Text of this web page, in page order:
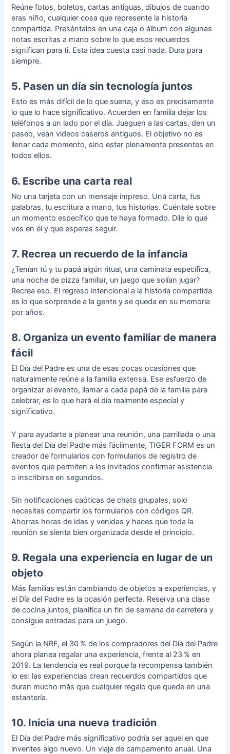
Reúne fotos, boletos, cartas antiguas, dibujos de cuando
eras niño, cualquier cosa que represente la historia
compartida. Preséntalos en una caja o álbum con algunas
notas escritas a mano sobre lo que esos recuerdos
significan para ti. Esta idea cuesta casi nada. Dura para
siempre.
5. Pasen un día sin tecnología juntos
Esto es más difícil de lo que suena, y eso es precisamente
lo que lo hace significativo. Acuerden en familia dejar los
teléfonos a un lado por el día. Jueguen a las cartas, den un
paseo, vean videos caseros antiguos. El objetivo no es
llenar cada momento, sino estar plenamente presentes en
todos ellos.
6. Escribe una carta real
No una tarjeta con un mensaje impreso. Una carta, tus
palabras, tuescritura a mano, tus historias. Cuéntale sobre
un momento específico que te haya formado. Dile lo que
ves en él y que esperas seguir.
7. Recrea un recuerdo de la infancia
¿Tenían tú y tu papá algún ritual, una caminata específica,
una noche de pizza familiar, un juego que solían jugar?
Recrea eso. El regreso intencional a la historia compartida
es lo que sorprende a la gente y se queda en su memoria
por años.
8. Organiza un evento familiar de manera
fácil
El Día del Padre es una de esas pocas ocasiones que
naturalmente reúne a la familia extensa. Ese esfuerzo de
organizar el evento, llamar a cada papá de la familia para
celebrar, es lo que hará el día realmente especial y
significativo.
Y para ayudarte a planear una reunión, una parrillada o una
fiesta del Día del Padre más fácilmente, TIGER FORM es un
creador de formularios conformularios de registro de
eventos que permiten a los invitados confirmar asistencia
o inscribirse en segundos.
Sin notificaciones caóticas de chats grupales, solo
necesitas compartir los formularios con códigos QR.
Ahorras horas de idas y venidas y haces que toda la
reunión se sienta bien organizada desde el principio.
9. Regala una experiencia en lugar de un
objeto
Más familias están cambiando de objetos a experiencias, y
el Día del Padre es la ocasión perfecta. Reserva una clase
de cocina juntos, planifica un fin de semana de carretera y
consigue entradas para un juego.
Según la NRF, el 30 % de los compradores del Día del Padre
ahora planea regalar una experiencia, frente al 23 % en
2019. La tendencia es real porque la recompensa también
lo es: las experiencias crean recuerdos compartidos que
duran mucho más que cualquier regalo que quede en una
estantería.
10. Inicia una nueva tradición
El Día del Padre más significativo podría ser aquel en que
inventes algo nuevo. Un viaje de campamento anual. Una